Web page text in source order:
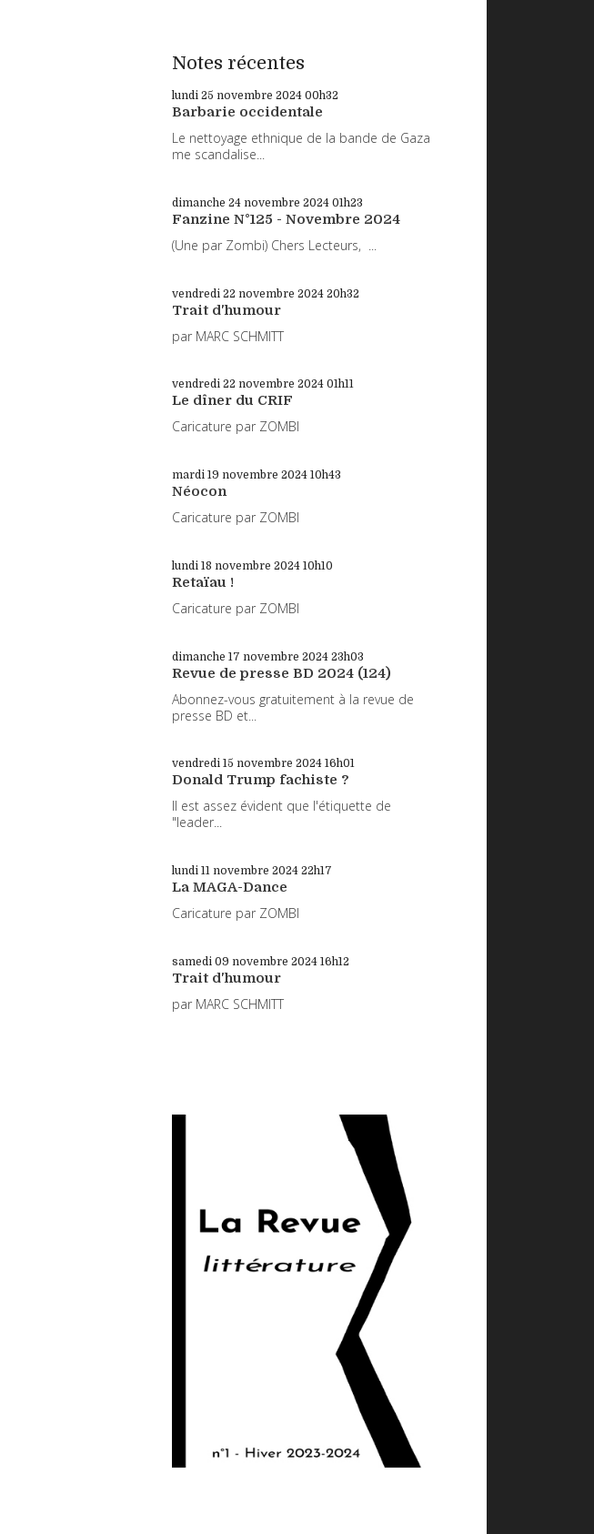
Notes récentes
lundi 25 novembre 2024 00h32
Barbarie occidentale
Le nettoyage ethnique de la bande de Gaza
me scandalise...
dimanche 24 novembre 2024 01h23
Fanzine N°125 - Novembre 2024
(Une par Zombi) Chers Lecteurs, ...
vendredi 22 novembre 2024 20h32
Trait d'humour
par MARC SCHMITT
vendredi 22 novembre 2024 01h11
Le dîner du CRIF
Caricature par ZOMBI
mardi 19 novembre 2024 10h43
Néocon
Caricature par ZOMBI
lundi 18 novembre 2024 10h10
Retaïau !
Caricature par ZOMBI
dimanche 17 novembre 2024 23h03
Revue de presse BD 2024 (124)
Abonnez-vous gratuitement à la revue de
presse BD et...
vendredi 15 novembre 2024 16h01
Donald Trump fachiste ?
Il est assez évident que l'étiquette de
"leader...
lundi 11 novembre 2024 22h17
La MAGA-Dance
Caricature par ZOMBI
samedi 09 novembre 2024 16h12
Trait d'humour
par MARC SCHMITT